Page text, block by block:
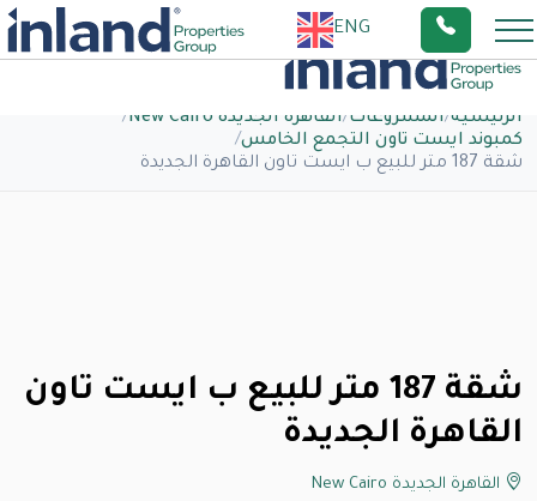
ENG
الرئيسية/المشروعات/القاهرة الجديدة New Cairo
/
كمبوند ايست تاون التجمع الخامس/
شقة 187 متر للبيع ب ايست تاون القاهرة الجديدة
شقة 187 متر للبيع ب ايست تاون
القاهرة الجديدة
القاهرة الجديدة New Cairo